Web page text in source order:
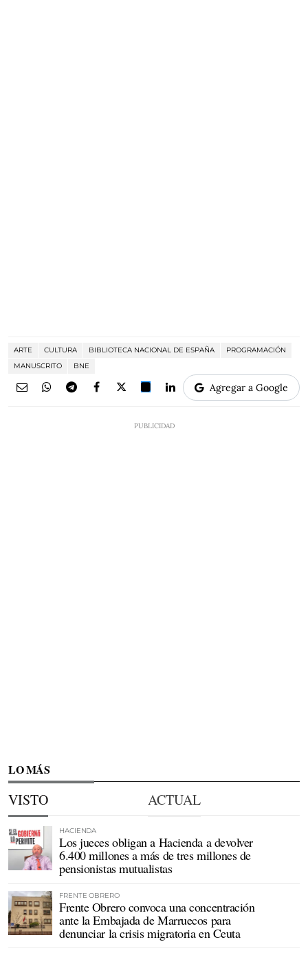
ARTE CULTURA BIBLIOTECA NACIONAL DE ESPAÑA
PROGRAMACIÓN
MANUSCRITO
BNE
Agregar a Google
LO MÁS
VISTO ACTUAL
HACIENDA
Los jueces obligan a Hacienda a devolver
6.400 millones a más de tres millones de
pensionistas mutualistas
FRENTE OBRERO
Frente Obrero convoca una concentración
ante la Embajada de Marruecos para
denunciar la crisis migratoria en Ceuta